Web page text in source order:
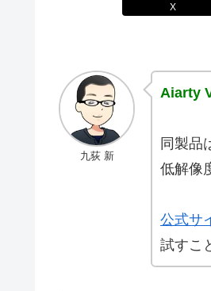
X
九荻 新
Aiarty
同製品
低解像
公式サ
試すこ